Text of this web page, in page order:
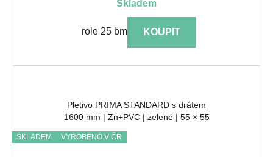
skladem
role 25 bm KOUPIT
Pletivo PRIMA STANDARD s drátem
1600 mm | Zn+PVC | zelené | 55 × 55
SKLADEM VYROBENO V ČR